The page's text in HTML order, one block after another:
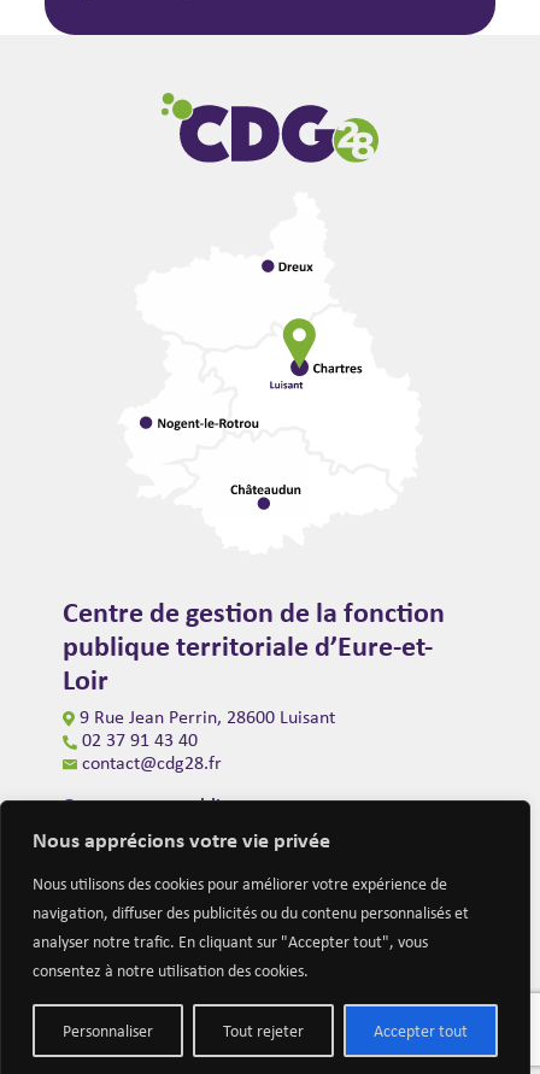
Nous apprécions votre vie privée
Nous utilisons des cookies pour améliorer votre expérience de
navigation, diffuser des publicités ou du contenu personnalisés et
analyser notre trafic. En cliquant sur "Accepter tout", vous
consentez à notre utilisation des cookies.
Personnaliser Tout rejeter Accepter tout
Centre de gestion de la fonction
publique territoriale d’Eure-et-
Loir
9 Rue Jean Perrin, 28600 Luisant
02 37 91 43 40
contact@cdg28.fr
Ouverture au public
du lundi au vendredi de 9h00 à 12h00
et de 14h00 à 16h30
(fermeture à 16h00 le vendredi)
Mentions légales Nous contacter Actualités